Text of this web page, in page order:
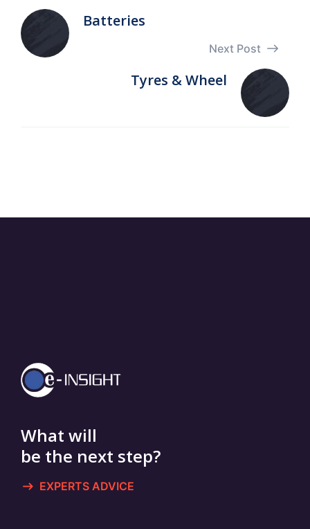
Batteries
Next Post
Tyres & Wheel
What will
be the next step?
EXPERTS ADVICE